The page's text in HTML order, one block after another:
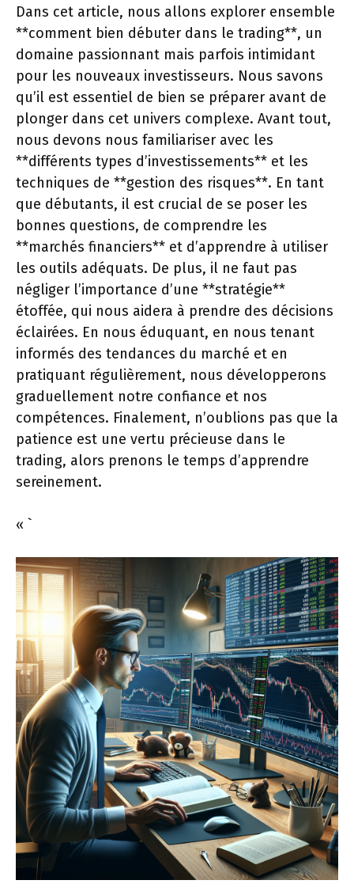
Dans cet article, nous allons explorer ensemble
**comment bien débuter dans le trading**, un
domaine passionnant mais parfois intimidant
pour les nouveaux investisseurs. Nous savons
qu’il est essentiel de bien se préparer avant de
plonger dans cet univers complexe. Avant tout,
nous devons nous familiariser avec les
**différents types d’investissements** et les
techniques de **gestion des risques**. En tant
que débutants, il est crucial de se poser les
bonnes questions, de comprendre les
**marchés financiers** et d’apprendre à utiliser
les outils adéquats. De plus, il ne faut pas
négliger l’importance d’une **stratégie**
étoffée, qui nous aidera à prendre des décisions
éclairées. En nous éduquant, en nous tenant
informés des tendances du marché et en
pratiquant régulièrement, nous développerons
graduellement notre confiance et nos
compétences. Finalement, n’oublions pas que la
patience est une vertu précieuse dans le
trading, alors prenons le temps d’apprendre
sereinement.
« `